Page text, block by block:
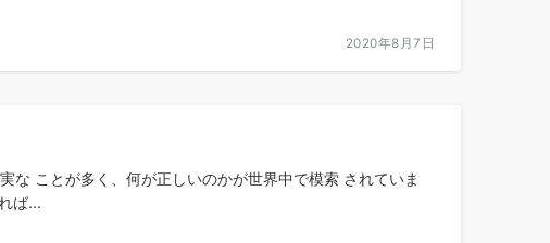
2020年8月7日
な ことが多く、何が正しいのかが世界中で模索 されていま
ば...